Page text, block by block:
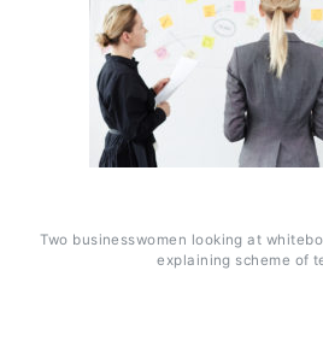
Two businesswomen looking at
explaining scheme of